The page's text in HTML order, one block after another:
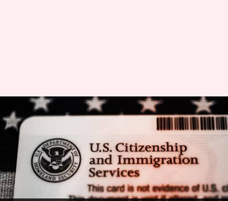
H1B visa: భారతీయులకు బైడెన్‌
శుభవార్త.. హెచ్‌-1బీ వీసాల
నిబంధనలు మరింత సరళతరం
వ్రాసిన వారు Sirish Praharaju Dec 18, 2024 12:02 pm
ఈ వార్తాకథనం ఏంటి